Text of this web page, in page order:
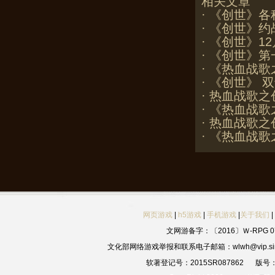
·
《创世》
·
《创世》
·
《创世》
·
《创世》
·
《热血战
·
《创世》
· 热血战歌之
·
《热血战
· 热血战歌之
·
《热血战
网页游戏| h5游戏| 手机游戏| 关于我们
文网游备字：〔2016〕Ｗ-RPG
文化部网络游戏举报和联系电子邮箱：
软著登记号：2015SR087862
版号